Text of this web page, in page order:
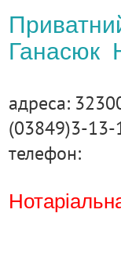
Ганасюк
адреса:
(03849)3-13-
телефон: